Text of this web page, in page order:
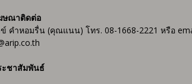
ษณาติดต่อ
คำหอมรื่น (คุณแนน) โทร. 08-1668-2221 หรือ
ะชาสัมพันธ์